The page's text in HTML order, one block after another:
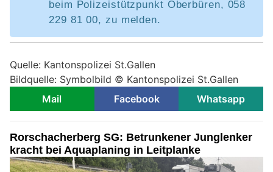
beim Polizeistützpunkt Oberbüren, 058
229 81 00, zu melden.
Quelle: Kantonspolizei St.Gallen
Bildquelle: Symbolbild © Kantonspolizei St.Gallen
Mail
Facebook Whatsapp
Rorschacherberg SG: Betrunkener Junglenker
kracht bei Aquaplaning in Leitplanke